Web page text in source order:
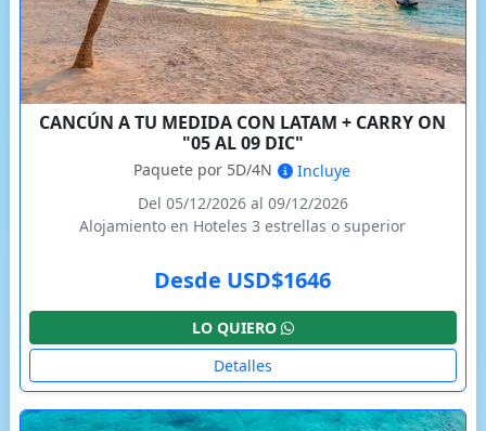
CANCÚN A TU MEDIDA CON LATAM + CARRY ON
"05 AL 09 DIC"
Paquete por 5D/4N
Incluye
Del 05/12/2026 al 09/12/2026
Alojamiento en Hoteles 3 estrellas o superior
Desde USD$1646
LO QUIERO
Detalles